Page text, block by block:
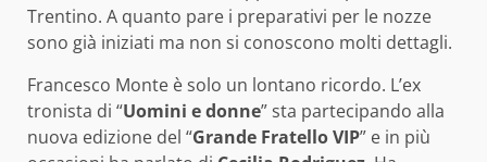
Trentino. A quanto pare i preparativi per le nozze
sono già iniziati ma non si conoscono molti dettagli.
Francesco Monte è solo un lontano ricordo. L’ex
tronista di “Uomini e donne” sta partecipando alla
nuova edizione del “Grande Fratello VIP” e in più